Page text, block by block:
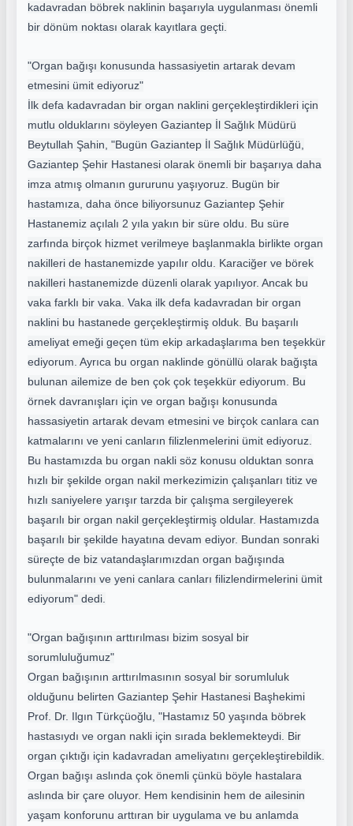
kadavradan böbrek naklinin başarıyla uygulanması önemli
bir dönüm noktası olarak kayıtlara geçti.
"Organ bağışı konusunda hassasiyetin artarak devam
etmesini ümit ediyoruz"
İlk defa kadavradan bir organ naklini gerçekleştirdikleri için
mutlu olduklarını söyleyen Gaziantep İl Sağlık Müdürü
Beytullah Şahin, "Bugün Gaziantep İl Sağlık Müdürlüğü,
Gaziantep Şehir Hastanesi olarak önemli bir başarıya daha
imza atmış olmanın gururunu yaşıyoruz. Bugün bir
hastamıza, daha önce biliyorsunuz Gaziantep Şehir
Hastanemiz açılalı 2 yıla yakın bir süre oldu. Bu süre
zarfında birçok hizmet verilmeye başlanmakla birlikte organ
nakilleri de hastanemizde yapılır oldu. Karaciğer ve börek
nakilleri hastanemizde düzenli olarak yapılıyor. Ancak bu
vaka farklı bir vaka. Vaka ilk defa kadavradan bir organ
naklini bu hastanede gerçekleştirmiş olduk. Bu başarılı
ameliyat emeği geçen tüm ekip arkadaşlarıma ben teşekkür
ediyorum. Ayrıca bu organ naklinde gönüllü olarak bağışta
bulunan ailemize de ben çok çok teşekkür ediyorum. Bu
örnek davranışları için ve organ bağışı konusunda
hassasiyetin artarak devam etmesini ve birçok canlara can
katmalarını ve yeni canların filizlenmelerini ümit ediyoruz.
Bu hastamızda bu organ nakli söz konusu olduktan sonra
hızlı bir şekilde organ nakil merkezimizin çalışanları titiz ve
hızlı saniyelere yarışır tarzda bir çalışma sergileyerek
başarılı bir organ nakil gerçekleştirmiş oldular. Hastamızda
başarılı bir şekilde hayatına devam ediyor. Bundan sonraki
süreçte de biz vatandaşlarımızdan organ bağışında
bulunmalarını ve yeni canlara canları filizlendirmelerini ümit
ediyorum" dedi.
"Organ bağışının arttırılması bizim sosyal bir
sorumluluğumuz"
Organ bağışının arttırılmasının sosyal bir sorumluluk
olduğunu belirten Gaziantep Şehir Hastanesi Başhekimi
Prof. Dr. Ilgın Türkçüoğlu, "Hastamız 50 yaşında böbrek
hastasıydı ve organ nakli için sırada beklemekteydi. Bir
organ çıktığı için kadavradan ameliyatını gerçekleştirebildik.
Organ bağışı aslında çok önemli çünkü böyle hastalara
aslında bir çare oluyor. Hem kendisinin hem de ailesinin
yaşam konforunu arttıran bir uygulama ve bu anlamda